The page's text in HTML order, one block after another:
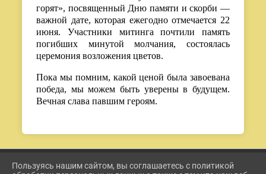
горят», посвященный Дню памяти и скорби —
важной дате, которая ежегодно отмечается 22
июня. Участники митинга почтили память
погибших минутой молчания, состоялась
церемония возложения цветов.
Пока мы помним, какой ценой была завоевана
победа, мы можем быть уверены в будущем.
Вечная слава павшим героям.
2026 Г. ETKUL-KULTURA.RU
Пользуясь нашим сайтом, вы соглашаетесь с политикой